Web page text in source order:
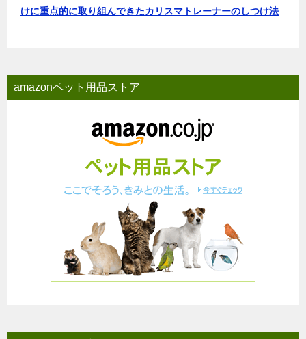
けに重点的に取り組んできたカリスマトレーナーのしつけ法
amazonペット用品ストア